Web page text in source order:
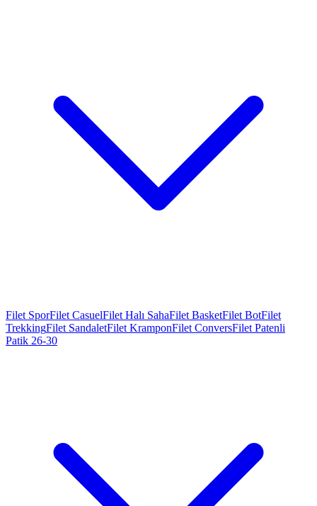
Filet SporFilet CasuelFilet Halı SahaFilet BasketFilet BotFilet
TrekkingFilet SandaletFilet KramponFilet ConversFilet Patenli
Patik 26-30